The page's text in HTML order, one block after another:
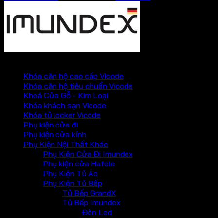
Khóa căn hộ cao cấp Vicode
Khóa căn hộ tiêu chuẩn Vicode
Khoá Cửa Gỗ - Kim Loại
Khóa khách sạn Vicode
Khóa tủ locker Vicode
Phụ kiện cửa đi
Phụ kiện cửa kính
Phụ Kiện Nội Thất Khác
Phụ Kiện Cửa Đi Imundex
Phụ kiện cửa Hafele
Phụ Kiện Tủ Áo
Phụ Kiện Tủ Bếp
Tủ Bếp GrandX
Tủ Bếp Imundex
Đèn Led